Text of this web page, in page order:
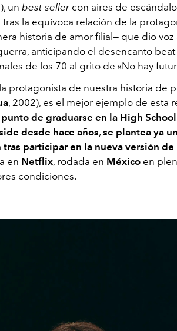
un best-sellercon aires de
la equívoca relación de la
historia de amor filial— que dio
anticipando el desencanto beat
de los 70 al grito de «No hay
protagonista de nuestra historia de
, 2002), es el mejor ejemplo de esta
punto de graduarse en la High
desde hace años, se plantea ya
participar en la nueva versión de
en Netflix, rodada en México en
condiciones.